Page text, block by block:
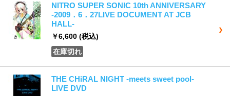
NITRO SUPER SONIC 10th ANNIVERSARY
-2009．6．27LIVE DOCUMENT AT JCB
HALL-
￥6,600 (税込)
在庫切れ
THE CHiRAL NIGHT -meets sweet pool-
LIVE DVD